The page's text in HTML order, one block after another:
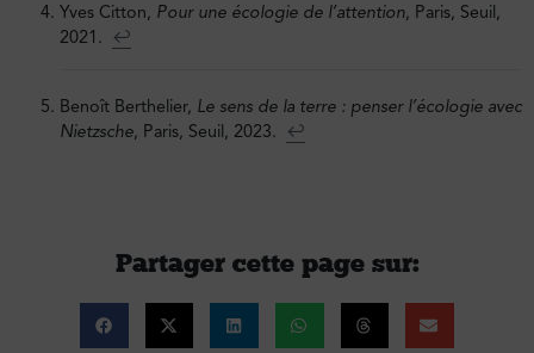
Yves Citton, Pour une écologie de l’attention, Paris, Seuil,
2021.
↩︎
Benoît Berthelier, Le sens de la terre : penser l’écologie avec
Nietzsche, Paris, Seuil, 2023. ↩︎
Partager cette page sur :